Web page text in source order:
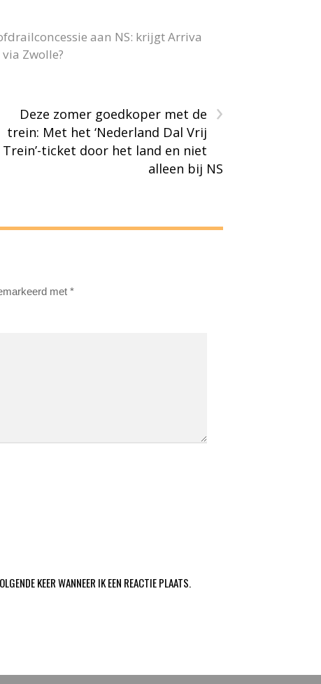
aan NS: krijgt Arriva
Zwolle?
›
Deze zomer goedkoper met de
trein: Met het ‘Nederland Dal Vrij
Trein’-ticket door het land en niet
alleen bij NS
met*
KEER WANNEER IK EEN REACTIE PLAATS.